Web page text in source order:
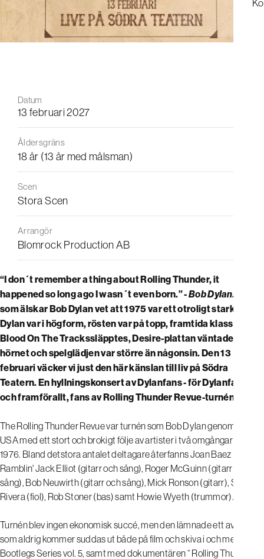
Datum
13 februari 2027
Åldersgräns
18 år (13 år med målsman)
Scen
Stora Scen
Arrangör
Blomrock Production AB
“I don´t remember a thing about Rolling Thunder, it
happened so long ago I wasn´t even born.” -Bob Dylan. Alla
som älskar Bob Dylan vet att 1975 var ett otroligt starkt år.
Dylan var i högform, rösten var på topp, framtida klassikern
Blood On The Trackssläpptes, Desire-plattan väntade runt
hörnet och spelglädjen var större än någonsin. Den 13
februari väcker vi just den här känslan till liv på Södra
Teatern. En hyllningskonsert av Dylanfans - för Dylanfans,
och framförallt, fans av Rolling Thunder Revue-turnén!
The Rolling Thunder Revue var turnén som Bob Dylan genomförde i
USA med ett stort och brokigt följe av artister i två omgångar 1975–
1976. Bland detstora antalet deltagare återfanns Joan Baez (sång),
Ramblin' Jack Elliot (gitarr och sång), Roger McGuinn (gitarr och
sång), Bob Neuwirth (gitarr och sång), Mick Ronson (gitarr), Scarlet
Rivera (fiol), Rob Stoner (bas) samt Howie Wyeth (trummor).
Turnén blev ingen ekonomisk succé, men den lämnade ett avtryck
som aldrig kommer suddas ut både på film och skiva i och med The
Bootlegs Series vol. 5, samt med dokumentären “ Rolling Thunder